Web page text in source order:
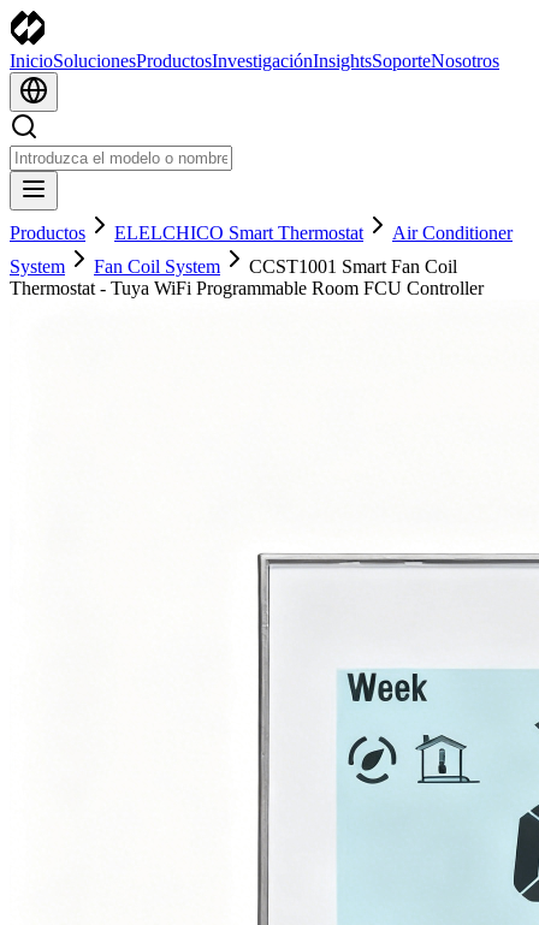
InicioSolucionesProductosInvestigaciónInsightsSoporteNosotros
Productos ELELCHICO Smart Thermostat
Air Conditioner
System
Fan Coil System
CCST1001 Smart Fan Coil
Thermostat - Tuya WiFi Programmable Room FCU Controller